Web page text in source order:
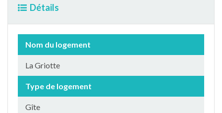
Détails
Nom du logement
La Griotte
Type de logement
Gîte